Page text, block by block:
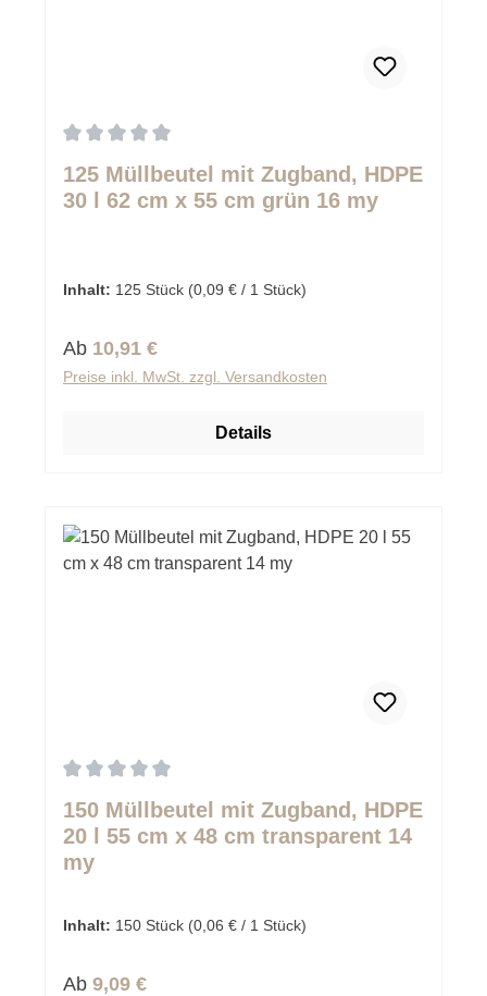
125 Müllbeutel mit Zugband, HDPE
30 l 62 cm x 55 cm grün 16 my
Inhalt: 125 Stück (0,09 € / 1 Stück)
Regulärer Preis:
Ab 10,91 €
Preise inkl. MwSt. zzgl. Versandkosten
Details
150 Müllbeutel mit Zugband, HDPE
20 l 55 cm x 48 cm transparent 14
my
Inhalt: 150 Stück (0,06 € / 1 Stück)
Regulärer Preis:
Ab 9,09 €